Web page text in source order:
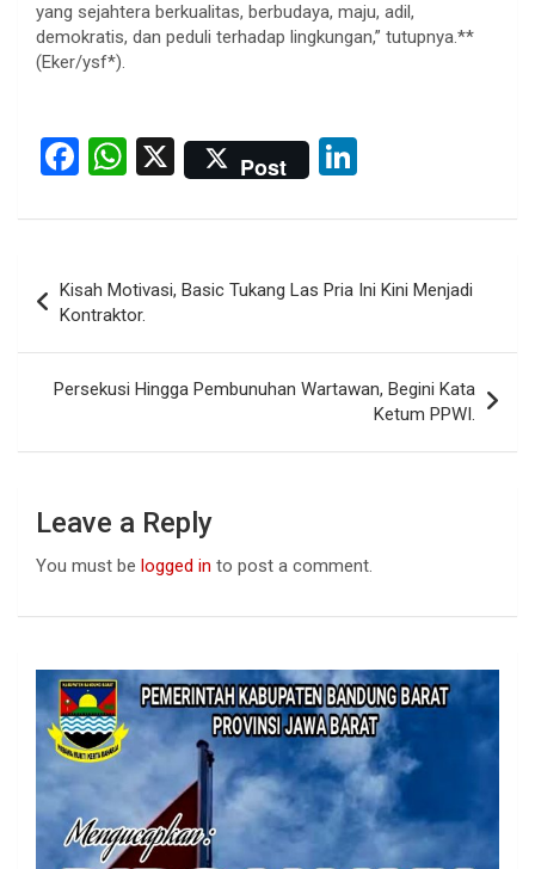
yang sejahtera berkualitas, berbudaya, maju, adil,
demokratis, dan peduli terhadap lingkungan,” tutupnya.**
(Eker/ysf*).
F
ce
b
o
o
k
W
at
s
A
p
p
X Post
ke
dI
n
navigation
Kisah Motivasi, Basic Tukang Las Pria Ini Kini Menjadi
Kontraktor.
Persekusi Hingga Pembunuhan Wartawan, Begini Kata
Ketum PPWI.
Leave a Reply
You must be logged in to post a comment.